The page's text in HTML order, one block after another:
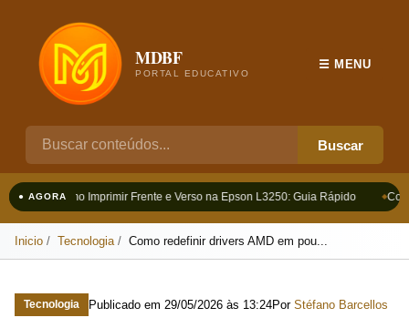
MDBF
PORTAL EDUCATIVO
Buscar
☰ MENU
● AGORAComo Imprimir Frente e Verso na Epson L3250: Guia Rápido
Inicio Tecnologia Como redefinir drivers AMD em pou...
Tecnologia Publicado em 29/05/2026 às 13:24Por Stéfano Barcellos